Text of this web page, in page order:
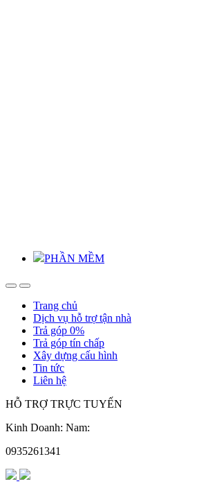
PHẦN MỀM
Trang chủ
Dịch vụ hỗ trợ tận nhà
Trả góp 0%
Trả góp tín chấp
Xây dựng cấu hình
Tin tức
Liên hệ
HỖ TRỢ TRỰC TUYẾN
Kinh Doanh: Nam:
0935261341